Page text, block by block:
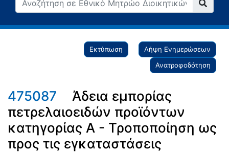
Εκτύπωση
Λήψη Ενημερώσεων
Ανατροφοδότηση
475087
Άδεια εμπορίας
πετρελαιοειδών προϊόντων
κατηγορίας Α - Τροποποίηση ως
προς τις εγκαταστάσεις